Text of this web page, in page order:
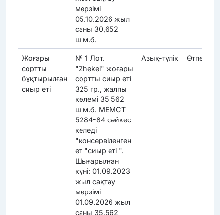
мерзімі
05.10.2026 жыл
саны 30,652
ш.м.б.
Жоғары
сортты
бұқтырылған
сиыр еті
№ 1 Лот.
"Zhekei" жоғары
сортты сиыр еті
325 гр., жалпы
көлемі 35,562
ш.м.б. МЕМСТ
5284-84 сәйкес
келеді
"консервіленген
ет "сиыр еті ".
Шығарылған
күні: 01.09.2023
жыл сақтау
мерзімі
01.09.2026 жыл
саны 35,562
Азық-түлік Өтпеді